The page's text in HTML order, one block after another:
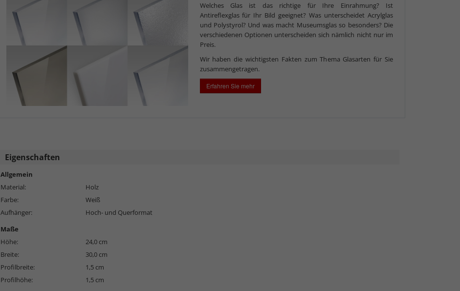
Welches Glas ist das richtige für Ihre Einrahmung? Ist
Antireflexglas für Ihr Bild geeignet? Was unterscheidet Acrylglas
und Polystyrol? Und was macht Museumsglas so besonders? Die
verschiedenen Optionen unterscheiden sich nämlich nicht nur im
Preis.
Wir haben die wichtigsten Fakten zum Thema Glasarten für Sie
zusammengetragen.
Erfahren Sie mehr
Eigenschaften
Allgemein
Material:
Holz
Farbe:
Weiß
Aufhänger:
Hoch- und Querformat
Maße
Höhe:
24,0 cm
Breite:
30,0 cm
Profilbreite:
1,5 cm
Profilhöhe:
1,5 cm